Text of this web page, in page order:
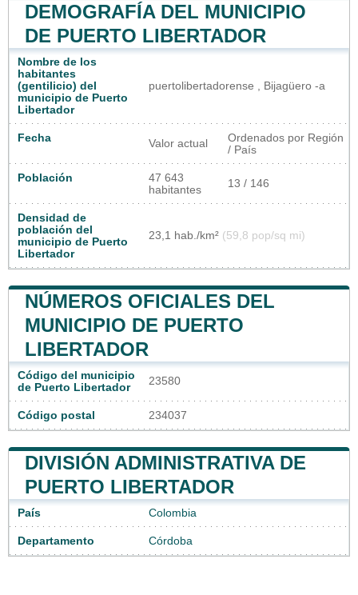
DEMOGRAFÍA DEL MUNICIPIO
DE PUERTO LIBERTADOR
Nombre de los
habitantes
(gentilicio) del
municipio de Puerto
Libertador
puertolibertadorense , Bijagüero -a
Fecha Valor actual
Ordenados por Región
/ País
Población
47 643
habitantes
13 / 146
Densidad de
población del
municipio de Puerto
Libertador
23,1 hab./km² (59,8 pop/sq mi)
NÚMEROS OFICIALES DEL
MUNICIPIO DE PUERTO
LIBERTADOR
Código del municipio
de Puerto Libertador
23580
Código postal 234037
DIVISIÓN ADMINISTRATIVA DE
PUERTO LIBERTADOR
País Colombia
Departamento Córdoba